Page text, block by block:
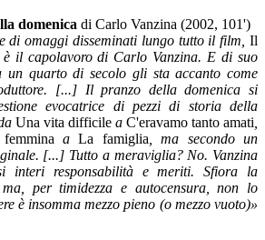
domenica di Carlo Vanzina (2002, 101')
di omaggi disseminati lungo tutto il film, Il
è il capolavoro di Carlo Vanzina. E di suo
un quarto di secolo gli sta accanto come
[...] Il pranzo della domenica si
evocatrice di pezzi di storia della
Una vita difficile a C'eravamo tanto amati
a La famiglia , ma secondo un
[...] Tutto a meraviglia? No. Vanzina
interi responsabilità e meriti. Sfiora la
per timidezza e autocensura, non lo
è insomma mezzo pieno (o mezzo vuoto)»